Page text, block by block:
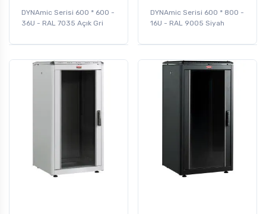
DYNAmic Serisi 600 * 600 -
36U - RAL 7035 Açık Gri
DYNAmic Serisi 600 * 800 -
16U - RAL 9005 Siyah